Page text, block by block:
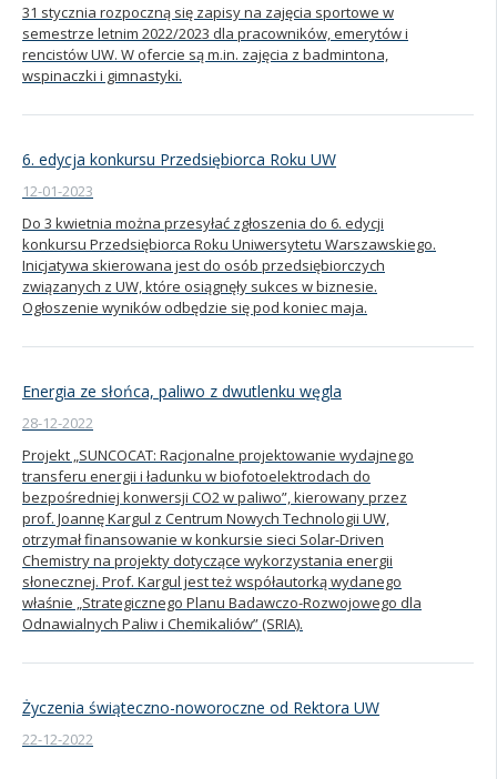
Kandydat
Absolwent
31 stycznia rozpoczną się zapisy na zajęcia sportowe w
semestrze letnim 2022/2023 dla pracowników, emerytów i
rencistów UW. W ofercie są m.in. zajęcia z badmintona,
wspinaczki i gimnastyki.
6. edycja konkursu Przedsiębiorca Roku UW
12-01-2023
Do 3 kwietnia można przesyłać zgłoszenia do 6. edycji
konkursu Przedsiębiorca Roku Uniwersytetu Warszawskiego.
Inicjatywa skierowana jest do osób przedsiębiorczych
związanych z UW, które osiągnęły sukces w biznesie.
Ogłoszenie wyników odbędzie się pod koniec maja.
Energia ze słońca, paliwo z dwutlenku węgla
28-12-2022
Projekt „SUNCOCAT: Racjonalne projektowanie wydajnego
transferu energii i ładunku w biofotoelektrodach do
bezpośredniej konwersji CO2 w paliwo”, kierowany przez
prof. Joannę Kargul z Centrum Nowych Technologii UW,
otrzymał finansowanie w konkursie sieci Solar-Driven
Chemistry na projekty dotyczące wykorzystania energii
słonecznej. Prof. Kargul jest też współautorką wydanego
właśnie „Strategicznego Planu Badawczo-Rozwojowego dla
Odnawialnych Paliw i Chemikaliów” (SRIA).
Życzenia świąteczno-noworoczne od Rektora UW
22-12-2022